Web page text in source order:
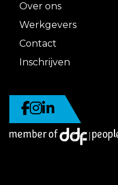
Over ons
Werkgevers
Contact
Inschrijven